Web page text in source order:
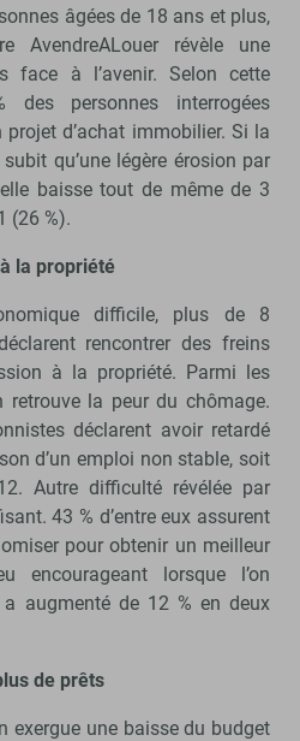
âgées de 18 ans et plus,
AvendreALouer révèle une
face à l’avenir. Selon cette
des personnes interrogées
projet d’achat immobilier. Si la
qu’une légère érosion par
baisse tout de même de 3
(26 %).
la propriété
difficile, plus de 8
rencontrer des freins
à la propriété. Parmi les
retrouve la peur du chômage.
déclarent avoir retardé
d’un emploi non stable, soit
Autre difficulté révélée par
43 % d’entre eux assurent
pour obtenir un meilleur
encourageant lorsque l’on
augmenté de 12 % en deux
de prêts
exergue une baisse du budget